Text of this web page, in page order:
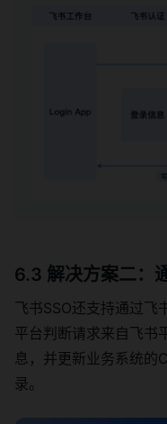
6.3 解决方案二：
飞书SSO还支持通过飞
平台判断请求来自飞书
息，并更新业务系统的
录。